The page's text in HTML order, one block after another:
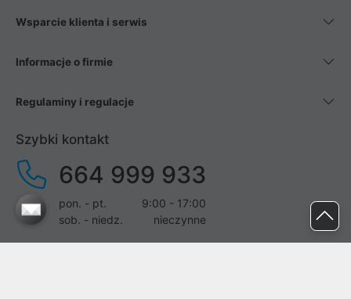
Wsparcie klienta i serwis
Informacje o firmie
Regulaminy i regulacje
Szybki kontakt
664 999 933
pon. - pt.
9:00 - 17:00
sob. - niedz.
nieczynne